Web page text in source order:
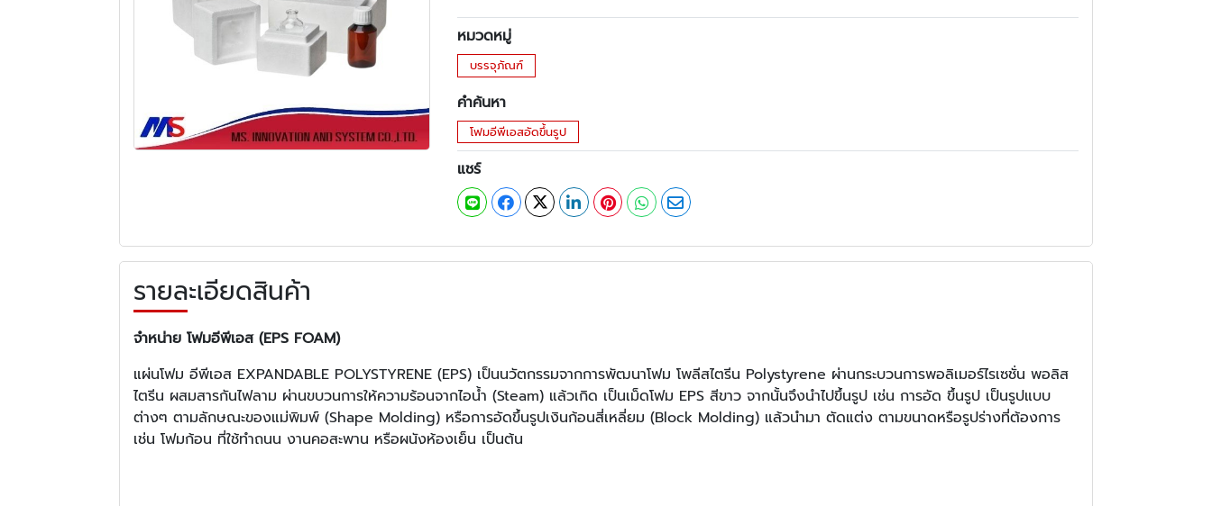
หมวดหมู่
บรรจุภัณฑ์
คำค้นหา
โฟมอีพีเอสอัดขึ้นรูป
แชร์
รายละเอียดสินค้า
จำหน่าย โฟมอีพีเอส (EPS FOAM)
แผ่นโฟม อีพีเอส EXPANDABLE POLYSTYRENE (EPS) เป็นนวัตกรรมจากการพัฒนาโฟม โพลีสไตรีน Polystyrene ผ่านกระบวนการพอลิเมอร์ไรเซชั่น พอลิส
ไตรีน ผสมสารกันไฟลาม ผ่านขบวนการให้ความร้อนจากไอน้ำ (Steam) แล้วเกิด เป็นเม็ดโฟม EPS สีขาว จากนั้นจึงนําไปขึ้นรูป เช่น การอัด ขึ้นรูป เป็นรูปแบบ
ต่างๆ ตามลักษณะของแม่พิมพ์ (Shape Molding) หรือการอัดขึ้นรูปเงินก้อนสี่เหลี่ยม (Block Molding) แล้วนํามา ตัดแต่ง ตามขนาดหรือรูปร่างที่ต้องการ
เช่น โฟมก้อน ที่ใช้ทําถนน งานคอสะพาน หรือผนังห้องเย็น เป็นต้น